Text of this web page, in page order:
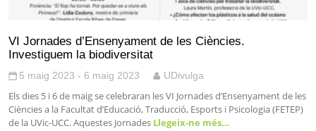
VI Jornades d’Ensenyament de les Ciències.
Investiguem la biodiversitat
5 maig 2023 - 6 maig 2023 UDivulga
Els dies 5 i 6 de maig se celebraran les VI Jornades d’Ensenyament de les
Ciències a la Facultat d’Educació, Traducció, Esports i Psicologia (FETEP)
de la UVic-UCC. Aquestes Jornades Llegeix-ne més…